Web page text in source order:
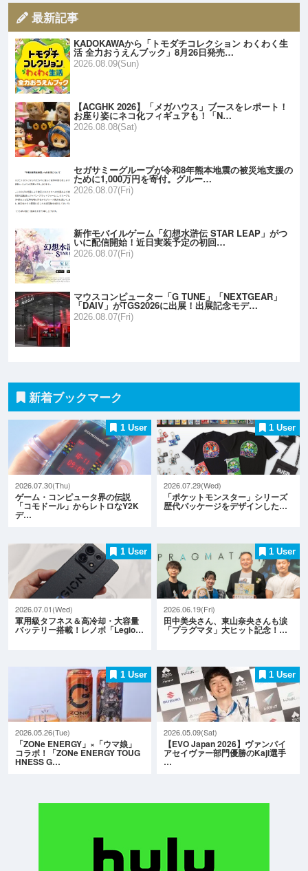
最新記事
KADOKAWAから「トモダチコレクション わくわく生
活 全力おうえんブック」8月26日発売…
2026.08.09(Sun)
【ACGHK 2026】「メガハウス」ブースをレポート！
お座り姿にネコ化フィギュアも！「N…
2026.08.08(Sat)
セガサミーグループが令和8年熊本地震の被災地支援の
ために1,000万円を寄付。グルー…
2026.08.07(Fri)
新作モバイルゲーム「幻想水滸伝 STAR LEAP」がつ
いに配信開始！近日実装予定の初回…
2026.08.07(Fri)
マウスコンピューター「G TUNE」「NEXTGEAR」
「DAIV」がTGS2026に出展！出展記念モデ…
2026.08.07(Fri)
新着ブックマーク
1 User
2026.07.30(Thu)
ゲーム・コンピュータ界の伝説
「コモドール」からレトロなY2K
デ…
1 User
2026.07.29(Wed)
「ポケットモンスター」シリーズ
歴代パッケージをデザインした…
1 User
2026.07.01(Wed)
軍用級タフネス＆高冷却・大容量
バッテリー搭載！レノボ「Legio…
1 User
2026.06.19(Fri)
田中美央さん、東山奈央さんも涙
「プラグマタ」大ヒット記念！…
1 User
2026.05.26(Tue)
「ZONe ENERGY」×「ウマ娘」
コラボ！「ZONe ENERGY TOUG
HNESS G…
1 User
2026.05.09(Sat)
【EVO Japan 2026】ヴァンパイ
アセイヴァー部門優勝のKaji選手
…